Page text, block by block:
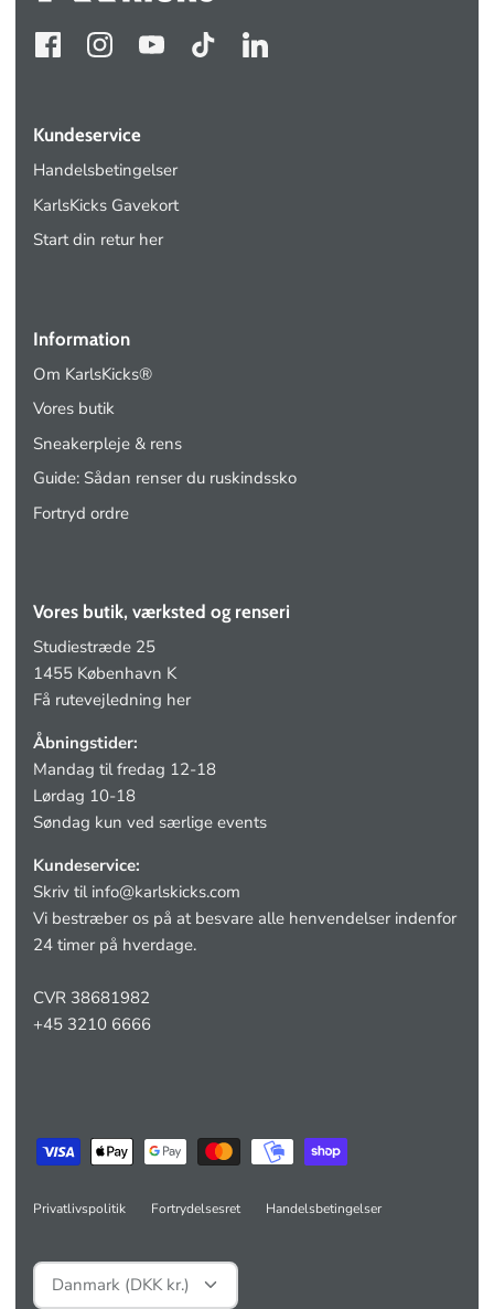
Kundeservice
Handelsbetingelser
KarlsKicks Gavekort
Start din retur her
Information
Om KarlsKicks®
Vores butik
Sneakerpleje & rens
Guide: Sådan renser du ruskindssko
Fortryd ordre
Vores butik, værksted og renseri
Studiestræde 25
1455 København K
Få rutevejledning her
Åbningstider:
Mandag til fredag 12-18
Lørdag 10-18
Søndag kun ved særlige events
Kundeservice:
Skriv til info@karlskicks.com
Vi bestræber os på at besvare alle henvendelser indenfor
24 timer på hverdage.
CVR 38681982
+45 3210 6666
Privatlivspolitik Fortrydelsesret Handelsbetingelser
Valuta
Danmark (DKK kr.)